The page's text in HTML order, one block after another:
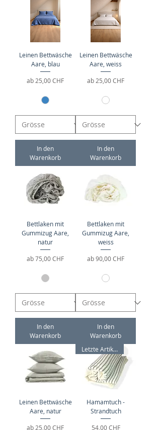
Leinen Bettwäsche
Aare, blau
ab25,00 CHF
Sale-Preis
In den
Warenkorb
Leinen Bettwäsche
Aare, weiss
ab25,00 CHF
Sale-Preis
In den
Warenkorb
Bettlaken mit
Gummizug Aare,
natur
ab75,00 CHF
Sale-Preis
In den
Warenkorb
Bettlaken mit
Gummizug Aare,
weiss
ab90,00 CHF
Sale-Preis
In den
Warenkorb
Leinen Bettwäsche
Aare, natur
ab 25,00 CHF
Sale-Preis
Letzte Artikel!
Hamamtuch -
Strandtuch
Preis
54,00 CHF